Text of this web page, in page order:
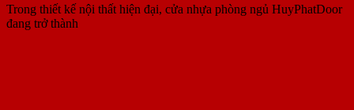
Trong thiết kế nội thất hiện đại, cửa nhựa phòng ngủ HuyPhatDoor
đang trở thành